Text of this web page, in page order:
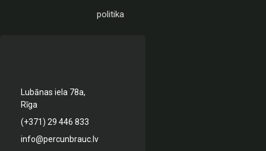
politika
Lubānas iela 78a,
Rīga
(+371) 29 446 833
info@percunbrauc.lv